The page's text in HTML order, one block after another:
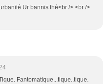
Ur bannis thé<br /> <br />
Fantomatique...tique..tique.